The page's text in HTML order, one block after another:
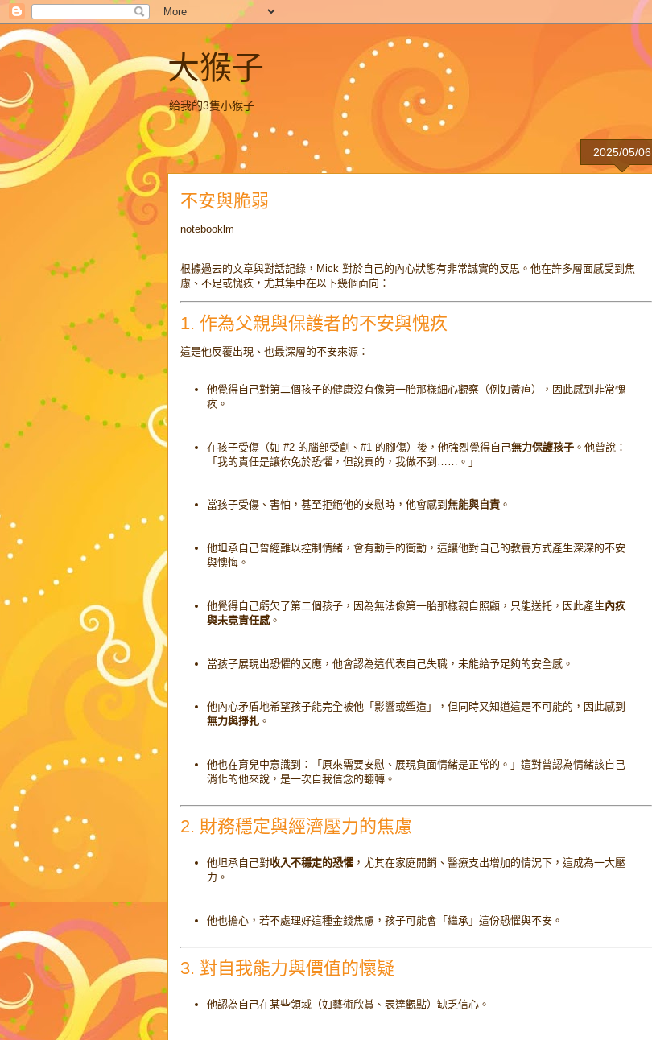
大猴子
給我的3隻小猴子
2025/05/06
不安與脆弱
notebooklm
根據過去的文章與對話記錄，Mick 對於自己的內心狀態有非常誠實的反思。他在許多層面感受到焦
慮、不足或愧疚，尤其集中在以下幾個面向：
1. 作為父親與保護者的不安與愧疚
這是他反覆出現、也最深層的不安來源：
他覺得自己對第二個孩子的健康沒有像第一胎那樣細心觀察（例如黃疸），因此感到非常愧
疚。
在孩子受傷（如 #2 的腦部受創、#1 的腳傷）後，他強烈覺得自己無力保護孩子。他曾說：
「我的責任是讓你免於恐懼，但說真的，我做不到……。」
當孩子受傷、害怕，甚至拒絕他的安慰時，他會感到 無能與自責。
他坦承自己曾經難以控制情緒，會有動手的衝動，這讓他對自己的教養方式產生深深的不安
與懊悔。
他覺得自己虧欠了第二個孩子，因為無法像第一胎那樣親自照顧，只能送托，因此產生內疚
與未竟責任感。
當孩子展現出恐懼的反應，他會認為這代表自己失職，未能給予足夠的安全感。
他內心矛盾地希望孩子能完全被他「影響或塑造」，但同時又知道這是不可能的，因此感到
無力與掙扎。
他也在育兒中意識到：「原來需要安慰、展現負面情緒是正常的。」這對曾認為情緒該自己
消化的他來說，是一次自我信念的翻轉。
2. 財務穩定與經濟壓力的焦慮
他坦承自己對收入不穩定的恐懼，尤其在家庭開銷、醫療支出增加的情況下，這成為一大壓
力。
他也擔心，若不處理好這種金錢焦慮，孩子可能會「繼承」這份恐懼與不安。
3. 對自我能力與價值的懷疑
他認為自己在某些領域（如藝術欣賞、表達觀點）缺乏信心。